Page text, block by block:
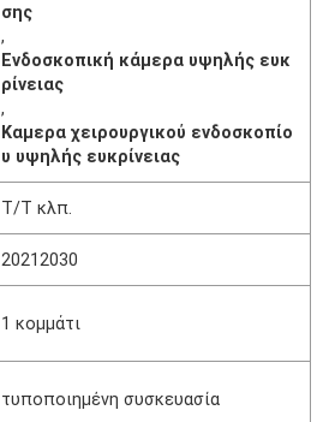
σης
,
Ενδοσκοπική κάμερα υψηλής ευκ
ρίνειας
,
Καμερα χειρουργικού ενδοσκοπίο
υ υψηλής ευκρίνειας
Τ/Τ κλπ.
20212030
1 κομμάτι
τυποποιημένη συσκευασία